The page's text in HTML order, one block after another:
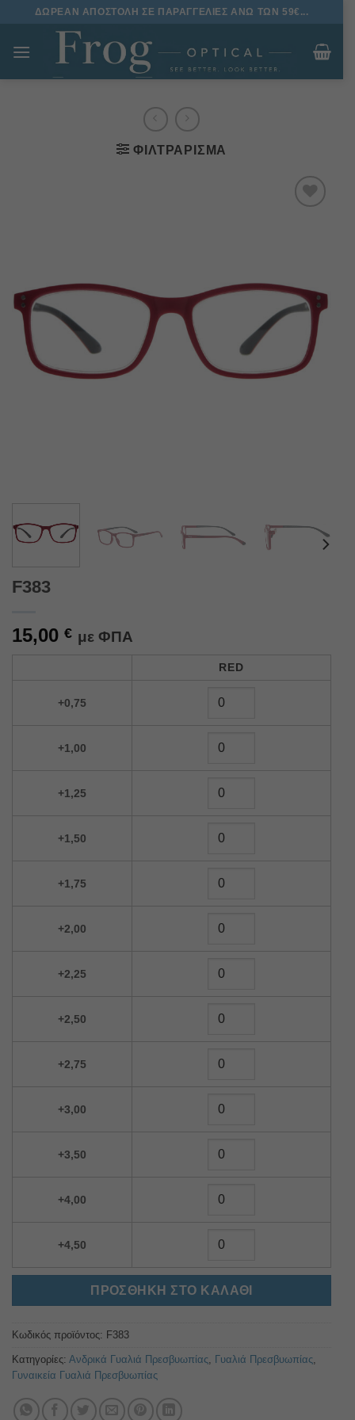
Μετάβαση
περιεχόμενο
ΔΩΡΕΑΝ ΑΠΟΣΤΟΛΗ ΣΕ ΠΑΡΑΓΓΕΛΙΕΣ ΑΝΩ ΤΩΝ 59€...
ΦΙΛΤΡΆΡΙΣΜΑ
F383
15,00 € με ΦΠΑ
RED
+0,75
+1,00
+1,25
+1,50
+1,75
+2,00
+2,25
+2,50
+2,75
+3,00
+3,50
+4,00
+4,50
ΠΡΟΣΘΉΚΗ ΣΤΟ ΚΑΛΆΘΙ
Κωδικός προϊόντος: F383
Κατηγορίες: Ανδρικά Γυαλιά Πρεσβυωπίας Γυαλιά Πρεσβυωπίας
Γυναικεία Γυαλιά Πρεσβυωπίας